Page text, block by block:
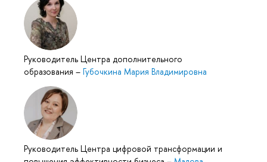
Руководитель Центра дополнительного
образования – Губочкина Мария Владимировна
Руководитель Центра цифровой трансформации и